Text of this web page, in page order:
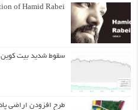
of Hamid Rabei
سقوط شدید بیت کوین ؛ افت ۱۵ درصدی
طرح افزودن اراضی